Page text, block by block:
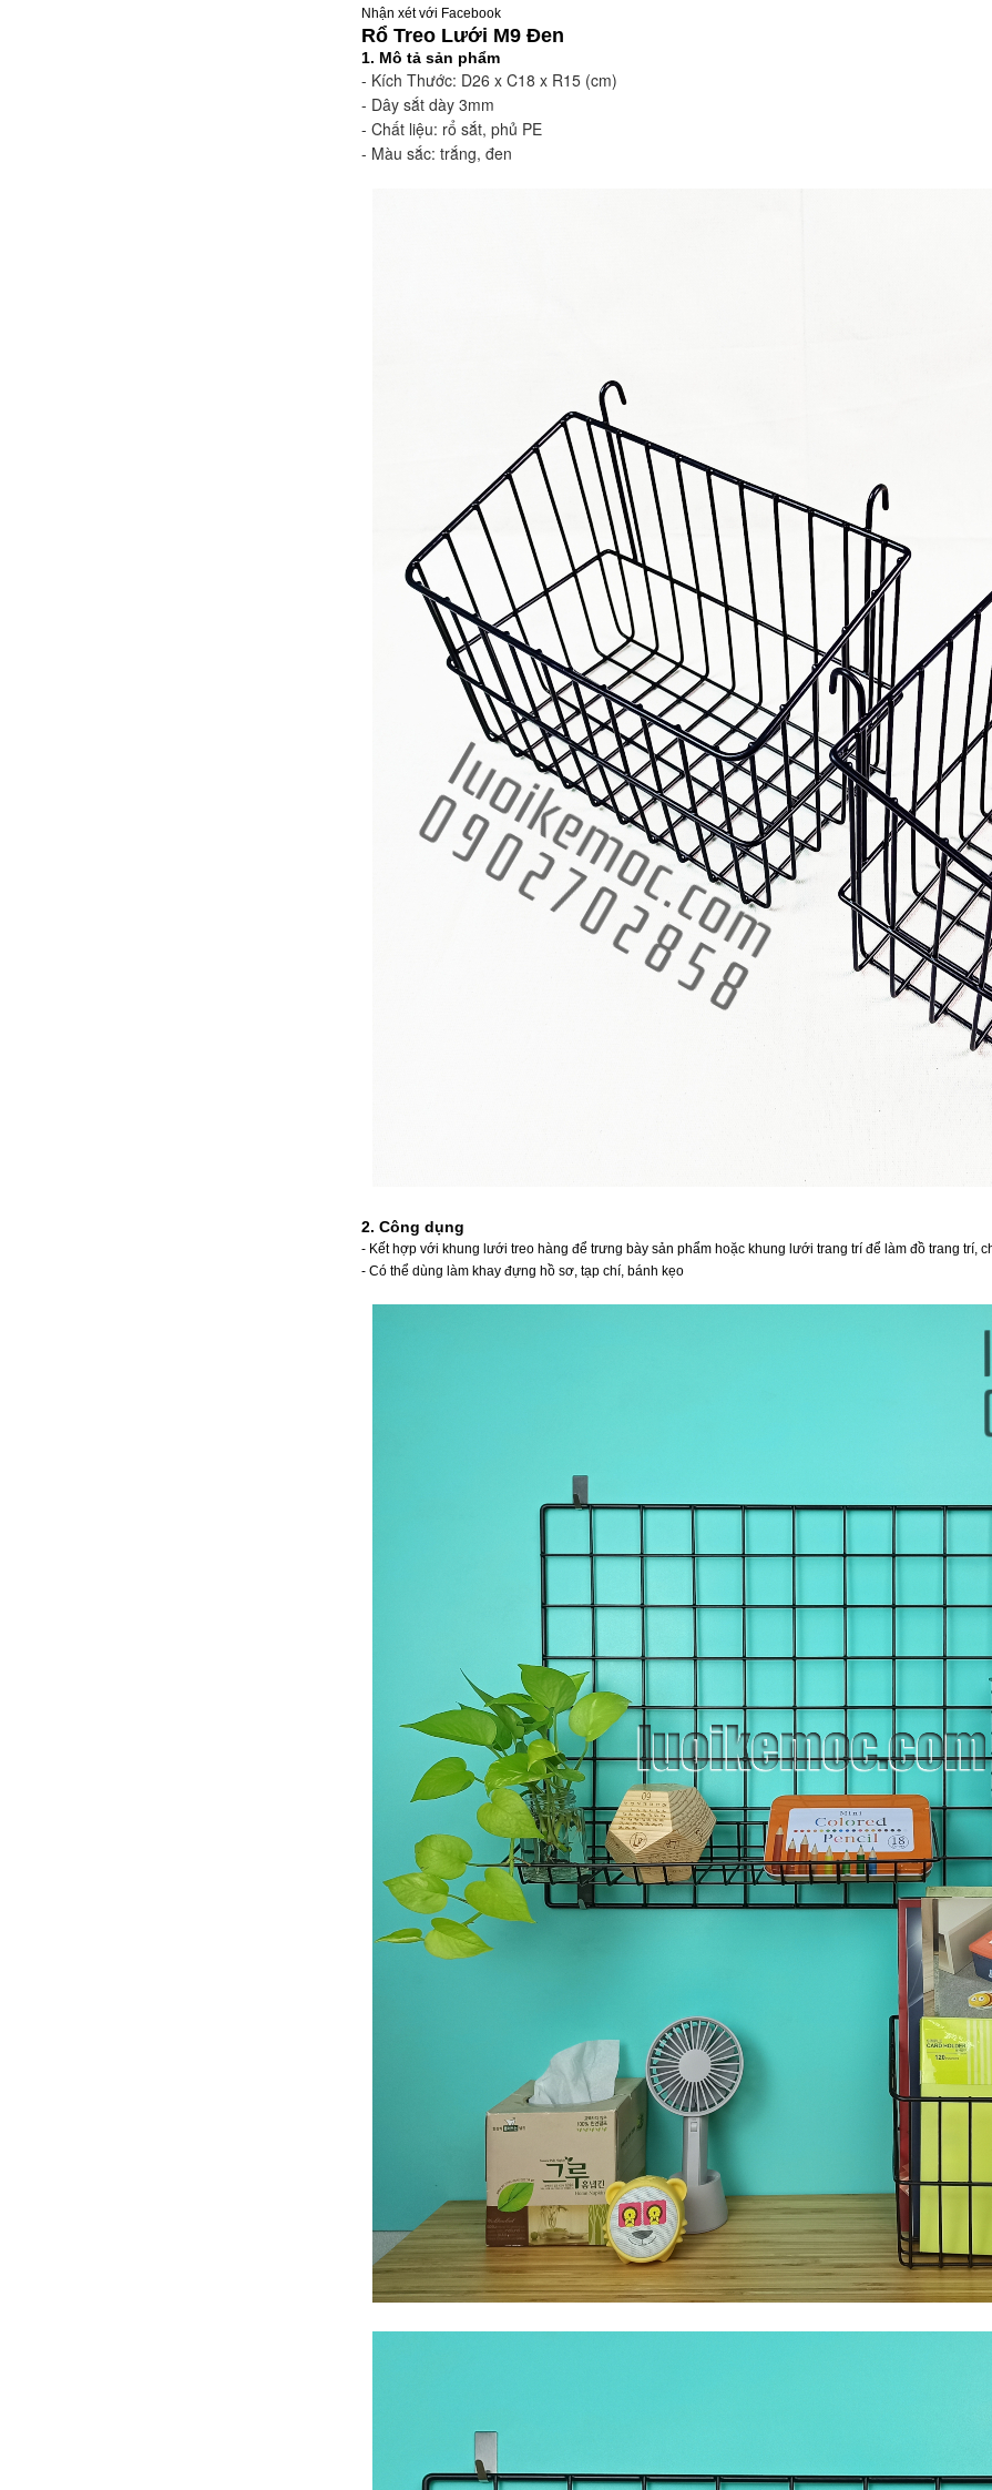
Nhận xét với Facebook
Rổ Treo Lưới M9 Đen
1. Mô tả sản phẩm
- Kích Thước: D26 x C18 x R15 (cm)
- Dây sắt dày 3mm
- Chất liệu: rổ sắt, phủ PE
- Màu sắc: trắng, đen
2. Công dụng
- Kết hợp với khung lưới treo hàng để trưng bày sản phẩm hoặc khung lưới trang trí để làm đồ trang trí,
- Có thể dùng làm khay đựng hồ sơ, tạp chí, bánh kẹo